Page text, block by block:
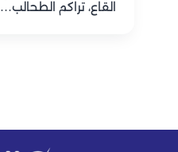
القاع، تراكم الطحالب…